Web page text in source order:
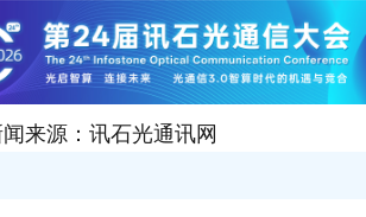
闻来源：讯石光通讯网